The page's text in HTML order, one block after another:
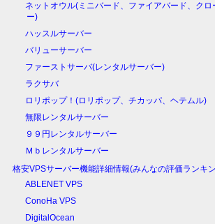
ネットオウル(ミニバード、ファイアバード、クロ
ー)
ハッスルサーバー
バリューサーバー
ファーストサーバ(レンタルサーバー)
ラクサバ
ロリポップ！(ロリポップ、チカッパ、ヘテムル)
無限レンタルサーバー
９９円レンタルサーバー
Ｍｂレンタルサーバー
格安VPSサーバー機能詳細情報(みんなの評価ランキ
ABLENET VPS
ConoHa VPS
DigitalOcean